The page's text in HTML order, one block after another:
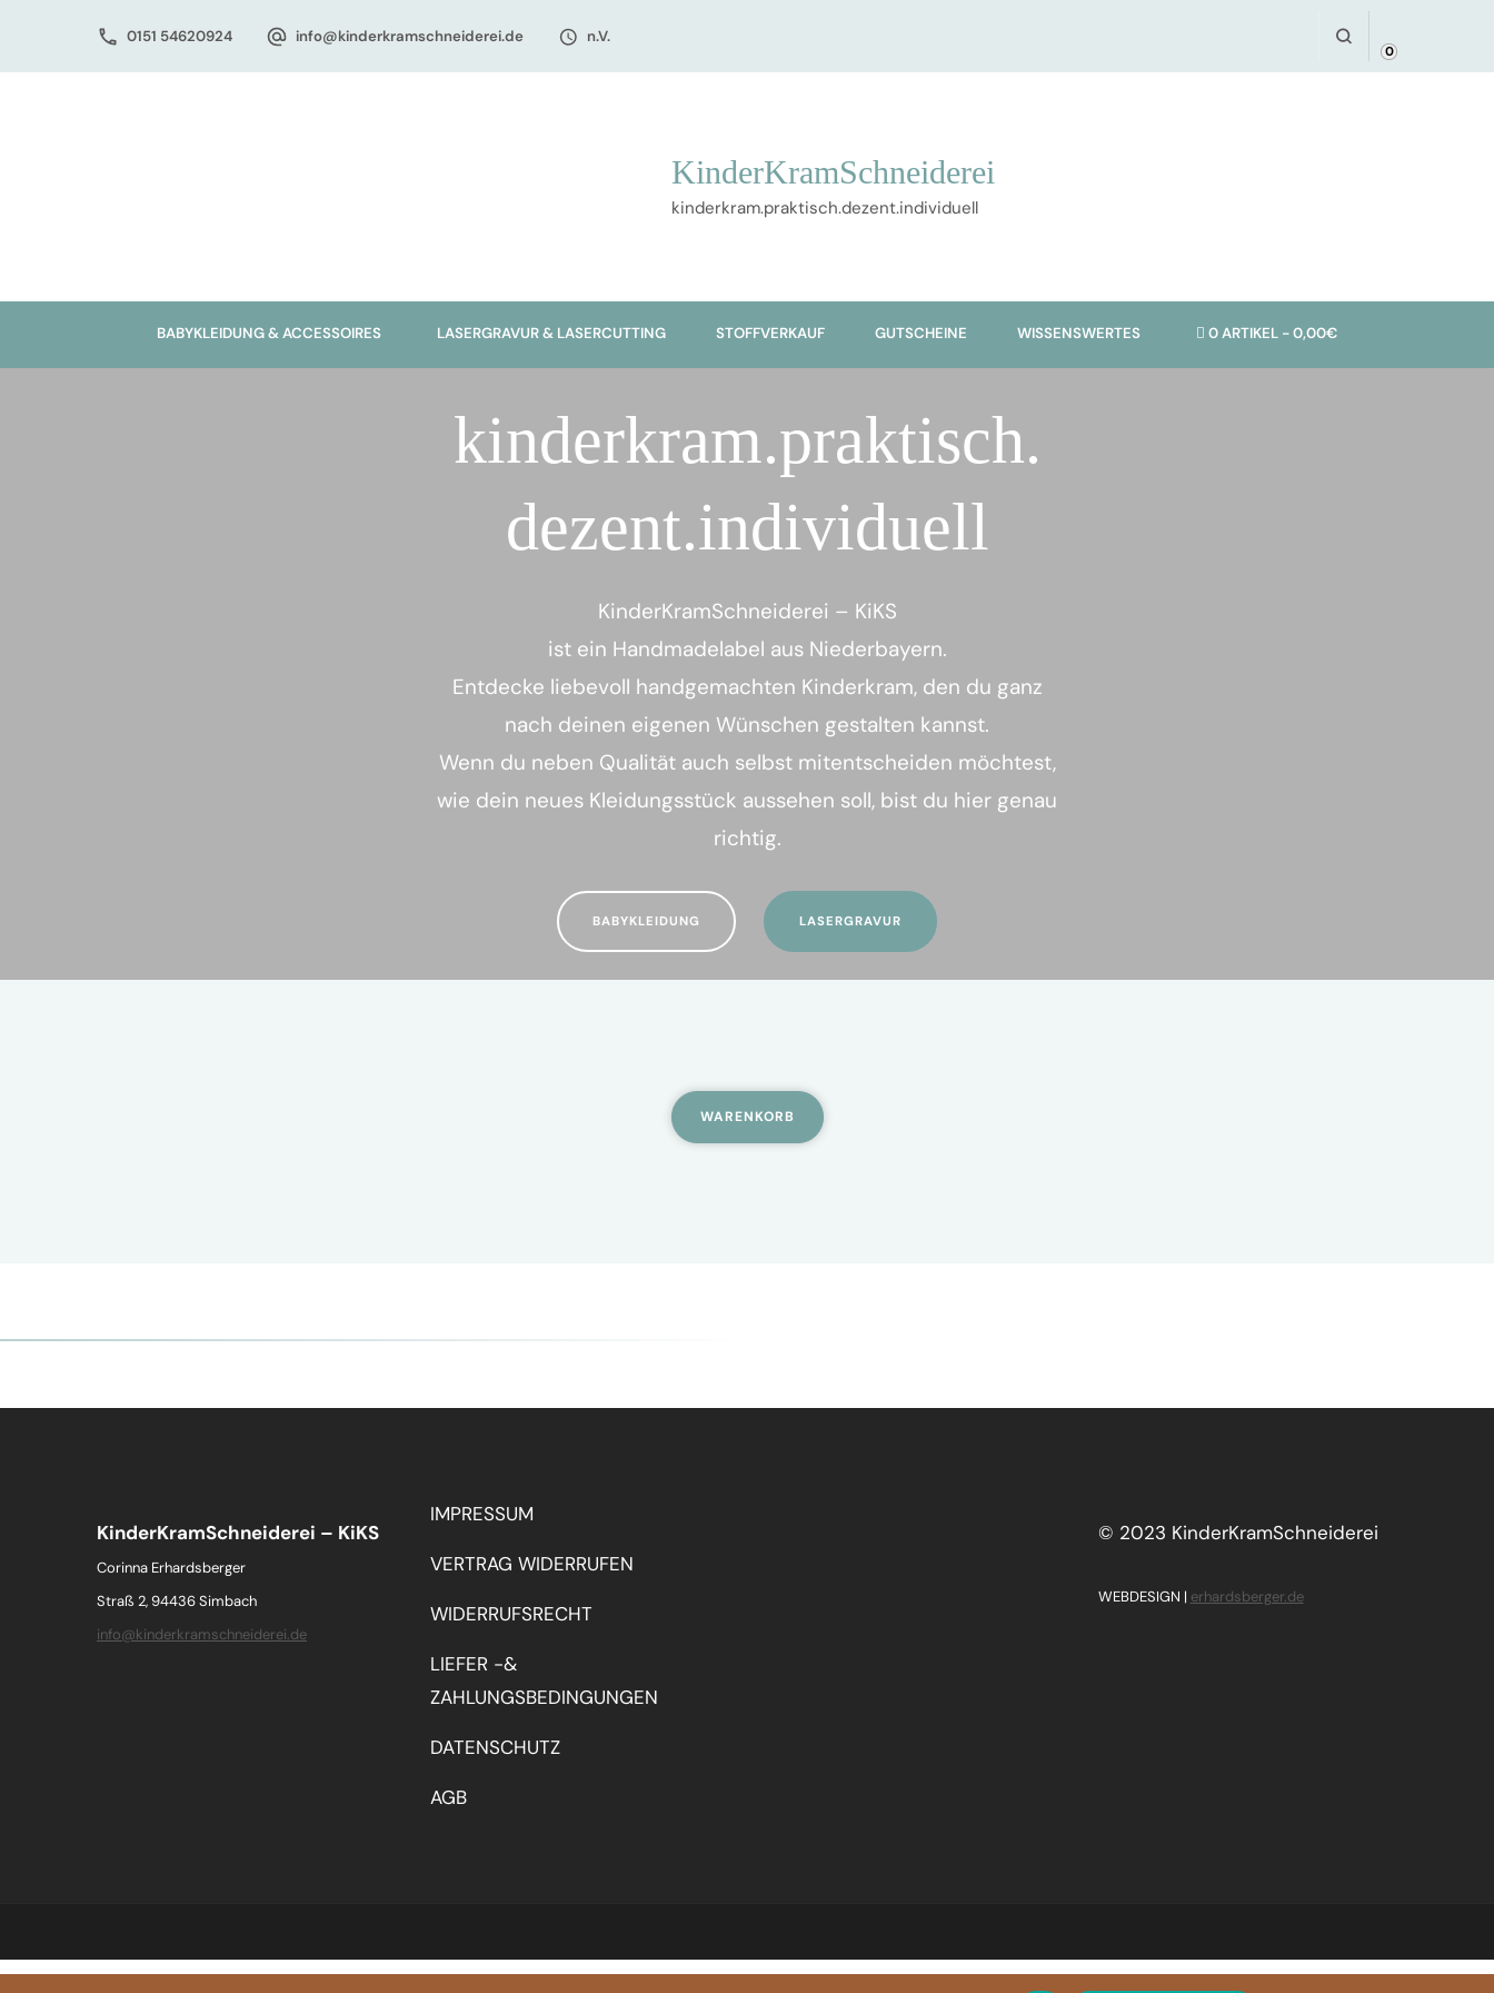
0151 54620924 info@kinderkramschneiderei.de n.V.
0
KinderKramSchneiderei
kinderkram.praktisch.dezent.individuell
BABYKLEIDUNG & ACCESSOIRES LASERGRAVUR & LASERCUTTING STOFFVERKAUF GUTSCHEINE WISSENSWERTES 0 ARTIKEL 0,00€
kinderkram.praktisch.
dezent.individuell
KinderKramSchneiderei – KiKS
ist ein Handmadelabel aus Niederbayern.
Entdecke liebevoll handgemachten Kinderkram, den du ganz
nach deinen eigenen Wünschen gestalten kannst.
Wenn du neben Qualität auch selbst mitentscheiden möchtest,
wie dein neues Kleidungsstück aussehen soll, bist du hier genau
richtig.
BABYKLEIDUNG LASERGRAVUR
WARENKORB
KinderKramSchneiderei – KiKS
Corinna Erhardsberger
Straß 2, 94436 Simbach
info@kinderkramschneiderei.de
IMPRESSUM
VERTRAG WIDERRUFEN
WIDERRUFSRECHT
LIEFER -&
ZAHLUNGSBEDINGUNGEN
DATENSCHUTZ
AGB
© 2023 KinderKramSchneiderei
WEBDESIGN | erhardsberger.de